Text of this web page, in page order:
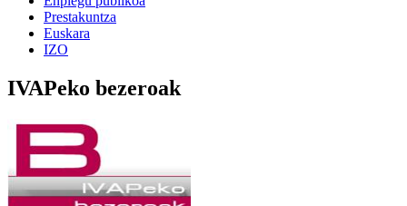
Prestakuntza
Euskara
IZO
IVAPeko bezeroak